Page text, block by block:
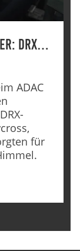
DRX…
ADAC
für